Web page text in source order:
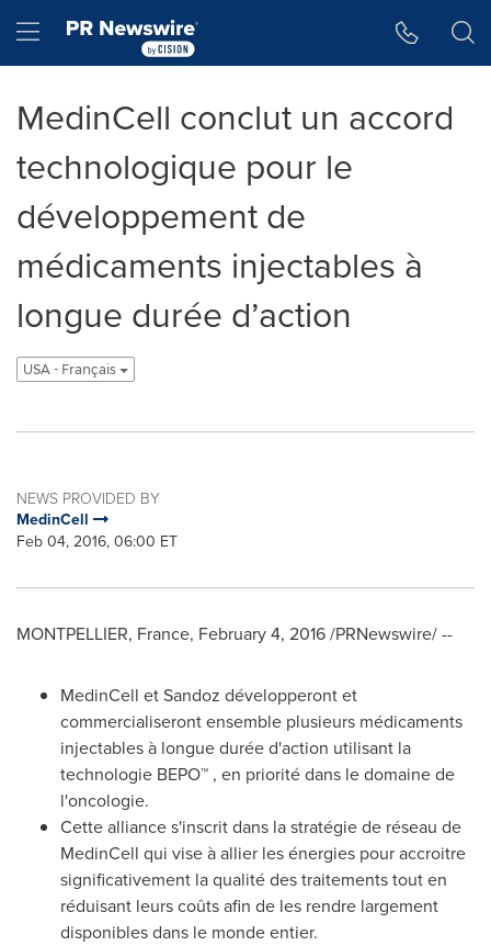
Hamburger menu
MedinCell conclut un accord
technologique pour le
développement de
médicaments injectables à
longue durée d’action
USA - Français
NEWS PROVIDED BY
MedinCell
Feb 04, 2016, 06:00 ET
MONTPELLIER, France, February 4, 2016/PRNewswire/ --
MedinCell et Sandoz développeront et
commercialiseront ensemble plusieurs médicaments
injectables à longue durée d'action utilisant la
technologie BEPO™ , en priorité dans le domaine de
l'oncologie.
Cette alliance s'inscrit dans la stratégie de réseau de
MedinCell qui vise à allier les énergies pour accroitre
significativement la qualité des traitements tout en
réduisant leurs coûts afin de les rendre largement
disponibles dans le monde entier.